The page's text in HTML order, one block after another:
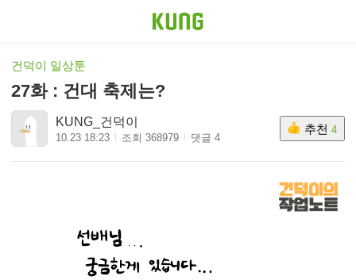
건덕이 일상툰
27화 : 건대 축제는?
KUNG_건덕이
10.23 18:23 조회 368979 댓글 4
추천 4